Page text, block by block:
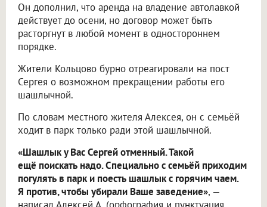
Он дополнил, что аренда на владение автолавкой
действует до осени, но договор может быть
расторгнут в любой момент в одностороннем
порядке.
Жители Кольцово бурно отреагировали на пост
Сергея о возможном прекращении работы его
шашлычной.
По словам местного жителя Алексея, он с семьёй
ходит в парк только ради этой шашлычной.
«Шашлык у Вас Сергей отменный. Такой
ещё поискать надо. Специально с семьёй приходим
погулять в парк и поесть шашлык с горячим чаем.
Я против, чтобы убирали Ваше заведение», —